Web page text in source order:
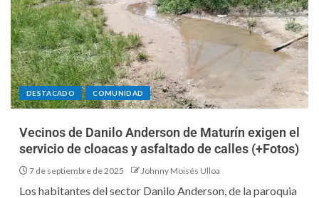
DESTACADO COMUNIDAD
Vecinos de Danilo Anderson de Maturín exigen el
servicio de cloacas y asfaltado de calles (+Fotos)
7 de septiembre de 2025 Johnny Moisés Ulloa
Los habitantes del sector Danilo Anderson, de la paroquia